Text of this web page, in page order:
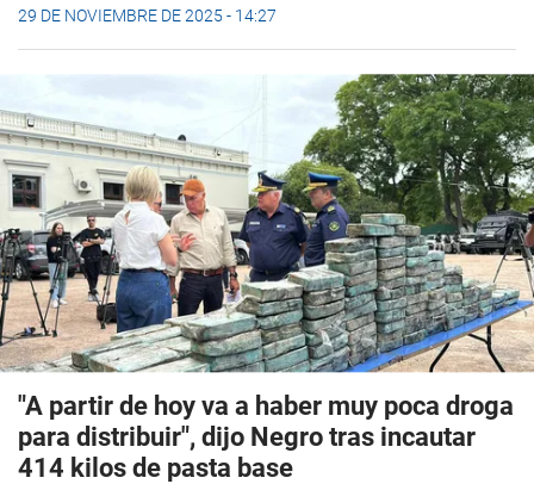
29 DE NOVIEMBRE DE 2025 - 14:27
"A partir de hoy va a haber muy poca droga
para distribuir", dijo Negro tras incautar
414 kilos de pasta base